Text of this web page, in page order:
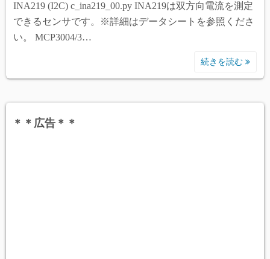
INA219 (I2C) c_ina219_00.py INA219は双方向電流を測定
できるセンサです。※詳細はデータシートを参照くださ
い。 MCP3004/3…
続きを読む
＊＊広告＊＊